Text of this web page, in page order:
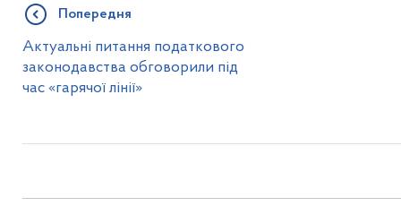
Попередня
Актуальні питання податкового
законодавства обговорили під
час «гарячої лінії»